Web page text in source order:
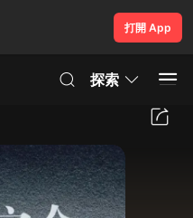
打開 App
探索